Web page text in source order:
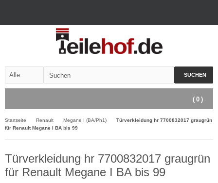
SUCHEN
( 0 )
Startseite Renault Megane I (BA/Ph1)
Türverkleidung hr 7700832017 graugrün
für Renault Megane I BA bis 99
Türverkleidung hr 7700832017 graugrün
für Renault Megane I BA bis 99